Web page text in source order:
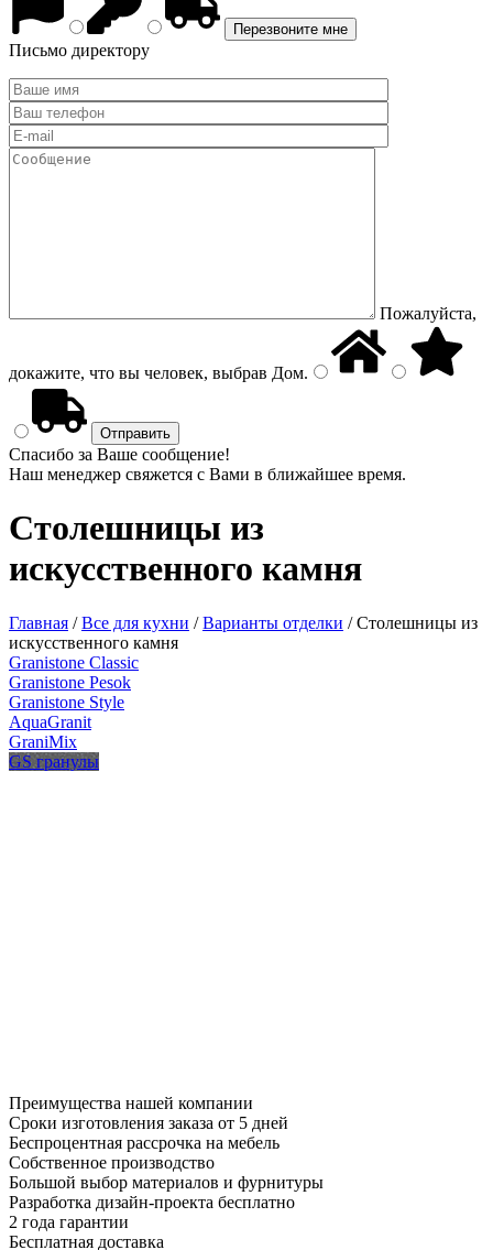
Письмо директору
Пожалуйста,
докажите, что вы человек, выбрав Дом.
Спасибо за Ваше сообщение!
Наш менеджер свяжется с Вами в ближайшее время.
Столешницы из
искусственного камня
Главная /Все для кухни /Варианты отделки /Столешницы из
искусственного камня
Granistone Classic
Granistone Pesok
Granistone Style
AquaGranit
GraniMix
GS гранулы
Преимущества нашей компании
Сроки изготовления заказа от 5 дней
Беспроцентная рассрочка на мебель
Собственное производство
Большой выбор материалов и фурнитуры
Разработка дизайн-проекта бесплатно
2 года гарантии
Бесплатная доставка